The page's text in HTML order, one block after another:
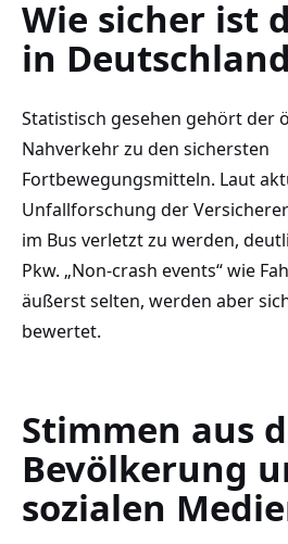
Wie sicher ist
in
Statistisch gesehen gehört der
Nahverkehr zu den sichersten
Fortbewegungsmitteln. Laut
Unfallforschung der
im Bus verletzt zu werden,
Pkw. „Non-crash events“ wie
äußerst selten, werden aber
bewertet.
Stimmen aus
Bevölkerung
sozialen